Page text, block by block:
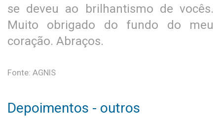
se deveu ao brilhantismo de vocês.
Muito obrigado do fundo do meu
coração. Abraços.
Fonte: AGNIS
Depoimentos - outros